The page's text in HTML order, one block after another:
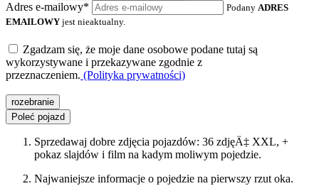
Adres e-mailowy*
Podany ADRES
EMAILOWY jest nieaktualny.
Zgadzam się, że moje dane osobowe podane tutaj są
wykorzystywane i przekazywane zgodnie z
przeznaczeniem. (Polityka prywatności)
rozebranie
Poleć pojazd
Sprzedawaj dobre zdjęcia pojazdów: 36 zdjęÄ‡ XXL, +
pokaz slajdów i film na kadym moliwym pojedzie.
Najwaniejsze informacje o pojedzie na pierwszy rzut oka.